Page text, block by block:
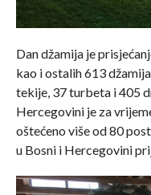
Dan džamija je
kao i ostalih 613
tekije, 37 turbeta i 405
Hercegovini je za
oštećeno više od 80
u Bosni i Hercegovini